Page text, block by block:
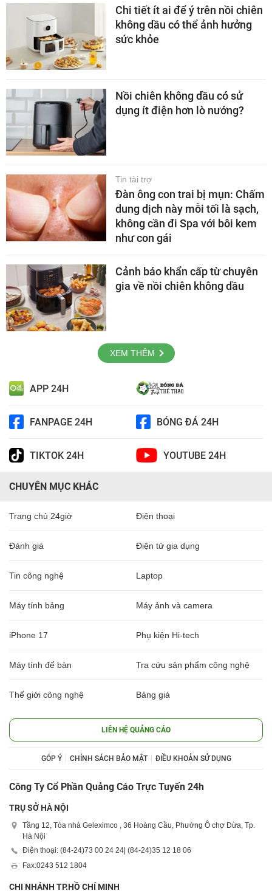
Chi tiết ít ai để ý trên nồi chiên
không dầu có thể ảnh hưởng
sức khỏe
Nồi chiên không dầu có sử
dụng ít điện hơn lò nướng?
Tin tài trợ
Đàn ông con trai bị mụn: Chấm
dung dịch này mỗi tối là sạch,
không cần đi Spa với bôi kem
như con gái
Cảnh báo khẩn cấp từ chuyên
gia về nồi chiên không dầu
XEM THÊM
APP 24H
FANPAGE 24H BÓNG ĐÁ 24H
TIKTOK 24H YOUTUBE 24H
CHUYÊN MỤC KHÁC
Trang chủ 24giờ Điện thoại
Đánh giá Điện tử gia dụng
Tin công nghệ Laptop
Máy tính bảng Máy ảnh và camera
iPhone 17 Phụ kiện Hi-tech
Máy tính để bàn Tra cứu sản phẩm công nghệ
Thế giới công nghệ Bảng giá
LIÊN HỆ QUẢNG CÁO
GÓP Ý CHÍNH SÁCH BẢO MẬT ĐIỀU KHOẢN SỬ DỤNG
Công Ty Cổ Phần Quảng Cáo Trực Tuyến 24h
TRỤ SỞ HÀ NỘI
Tầng 12, Tòa nhà Geleximco , 36 Hoàng Cầu, Phường Ô chợ Dừa, Tp.
Hà Nội
Điện thoại: (84-24)73 00 24 24 | (84-24)35 12 18 06
Fax:0243 512 1804
CHI NHÁNH TP.HỒ CHÍ MINH